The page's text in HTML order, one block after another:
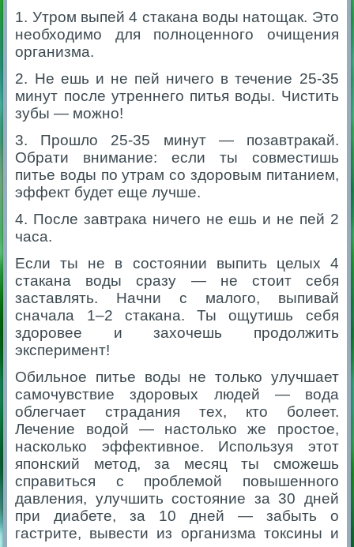
1. Утром выпей 4 стакана воды натощак. Это
необходимо для полноценного очищения
организма.
2. Не ешь и не пей ничего в течение 25-35
минут после утреннего питья воды. Чистить
зубы — можно!
3. Прошло 25-35 минут — позавтракай.
Обрати внимание: если ты совместишь
питье воды по утрам со здоровым питанием,
эффект будет еще лучше.
4. После завтрака ничего не ешь и не пей 2
часа.
Если ты не в состоянии выпить целых 4
стакана воды сразу — не стоит себя
заставлять. Начни с малого, выпивай
сначала 1–2 стакана. Ты ощутишь себя
здоровее и захочешь продолжить
эксперимент!
Обильное питье воды не только улучшает
самочувствие здоровых людей — вода
облегчает страдания тех, кто болеет.
Лечение водой — настолько же простое,
насколько эффективное. Используя этот
японский метод, за месяц ты сможешь
справиться с проблемой повышенного
давления, улучшить состояние за 30 дней
при диабете, за 10 дней — забыть о
гастрите, вывести из организма токсины и